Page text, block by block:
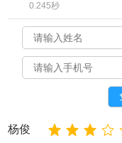
0.245秒
杨俊